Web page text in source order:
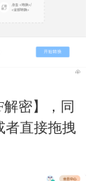
密】，同
者直接拖拽